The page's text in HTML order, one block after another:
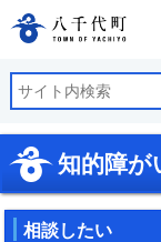
八
知的障が
相談したい